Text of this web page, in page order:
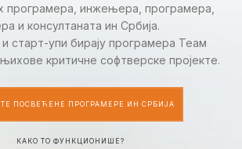
програмера, инжењера, програмера,
и консултаната ин Србија.
старт-упи бирају програмера Теам
критичне софтверске пројекте.
ПОСВЕЋЕНЕ ПРОГРАМЕРЕ ИН СРБИЈА
КАКО ТО ФУНКЦИОНИШЕ?